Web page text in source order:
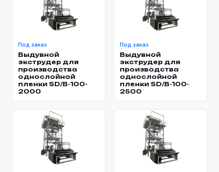
Под заказ
Выдувной
экструдер для
производства
однослойной
пленки SD/B-100-
2000
Под заказ
Выдувной
экструдер для
производства
однослойной
пленки SD/B-100-
2500